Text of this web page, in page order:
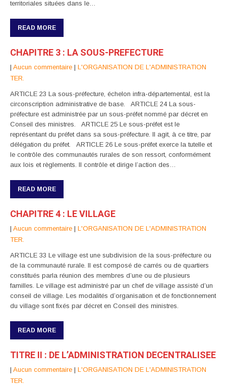
territoriales situées dans le…
READ MORE
CHAPITRE 3 : LA SOUS-PREFECTURE
| Aucun commentaire | L'ORGANISATION DE L'ADMINISTRATION
TER.
ARTICLE 23 La sous-préfecture, échelon infra-départemental, est la
circonscription administrative de base. ARTICLE 24 La sous-
préfecture est administrée par un sous-préfet nommé par décret en
Conseil des ministres. ARTICLE 25 Le sous-préfet est le
représentant du préfet dans sa sous-préfecture. Il agit, à ce titre, par
délégation du préfet. ARTICLE 26 Le sous-préfet exerce la tutelle et
le contrôle des communautés rurales de son ressort, conformément
aux lois et règlements. Il contrôle et dirige l’action des…
READ MORE
CHAPITRE 4 : LE VILLAGE
| Aucun commentaire | L'ORGANISATION DE L'ADMINISTRATION
TER.
ARTICLE 33 Le village est une subdivision de la sous-préfecture ou
de la communauté rurale. Il est composé de carrés ou de quartiers
constitués parla réunion des membres d’une ou de plusieurs
familles. Le village est administré par un chef de village assisté d’un
conseil de village. Les modalités d’organisation et de fonctionnement
du village sont fixés par décret en Conseil des ministres.
READ MORE
TITRE II : DE L’ADMINISTRATION DECENTRALISEE
| Aucun commentaire | L'ORGANISATION DE L'ADMINISTRATION
TER.